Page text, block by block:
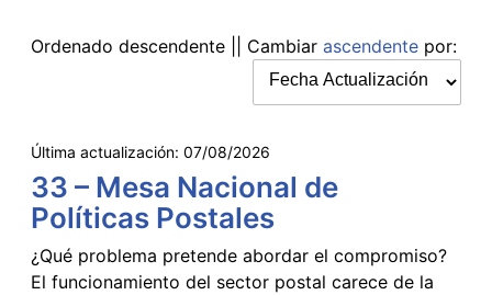
Ordenado descendente || Cambiar ascendente por:
Última actualización: 07/08/2026
33 – Mesa Nacional de
Políticas Postales
¿Qué problema pretende abordar el compromiso?
El funcionamiento del sector postal carece de la